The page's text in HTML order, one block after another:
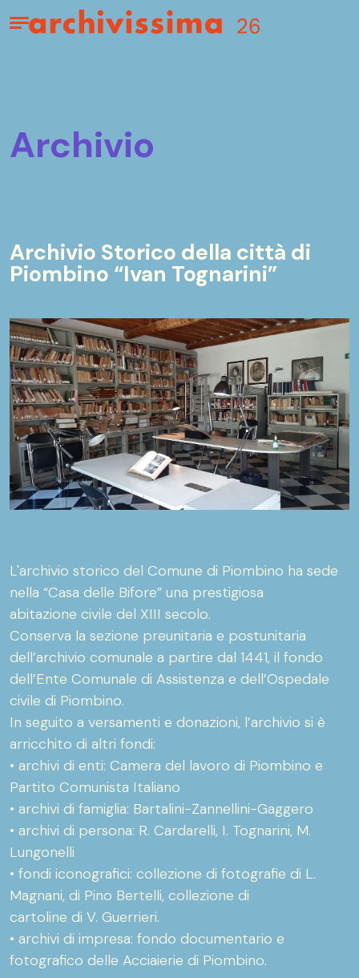
Home page
Apri il menu
archivio
Archivio Storico della città di
Piombino “Ivan Tognarini”
L'archivio storico del Comune di Piombino ha sede
nella “Casa delle Bifore” una prestigiosa
abitazione civile del XIII secolo.
Conserva la sezione preunitaria e postunitaria
dell’archivio comunale a partire dal 1441, il fondo
dell’Ente Comunale di Assistenza e dell’Ospedale
civile di Piombino.
In seguito a versamenti e donazioni, l’archivio si è
arricchito di altri fondi:
• archivi di enti: Camera del lavoro di Piombino e
Partito Comunista Italiano
• archivi di famiglia: Bartalini-Zannellini-Gaggero
• archivi di persona: R. Cardarelli, I. Tognarini, M.
Lungonelli
• fondi iconografici: collezione di fotografie di L.
Magnani, di Pino Bertelli, collezione di
cartoline di V. Guerrieri.
• archivi di impresa: fondo documentario e
fotografico delle Acciaierie di Piombino.